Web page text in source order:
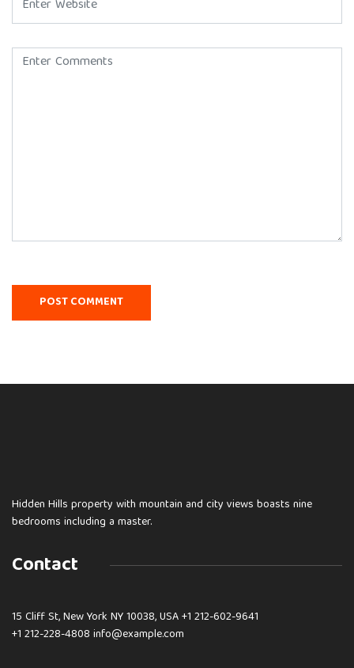
Hidden Hills property with mountain and city views boasts nine
bedrooms including a master.
Contact
15 Cliff St, New York NY 10038, USA+1 212-602-9641
+1 212-228-4808 info@example.com